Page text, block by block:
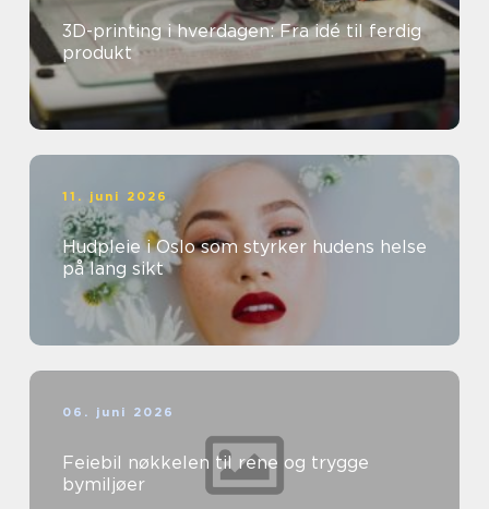
3D-printing i hverdagen: Fra idé til ferdig
produkt
11. juni 2026
Hudpleie i Oslo som styrker hudens helse
på lang sikt
06. juni 2026
Feiebil nøkkelen til rene og trygge
bymiljøer